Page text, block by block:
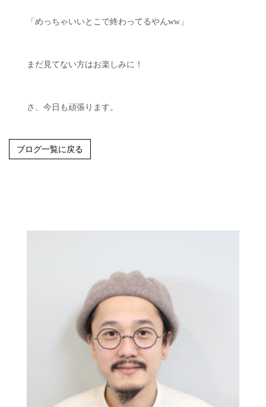
「めっちゃいいとこで終わってるやんww」
まだ見てない方はお楽しみに！
さ、今日も頑張ります。
ブログ一覧に戻る